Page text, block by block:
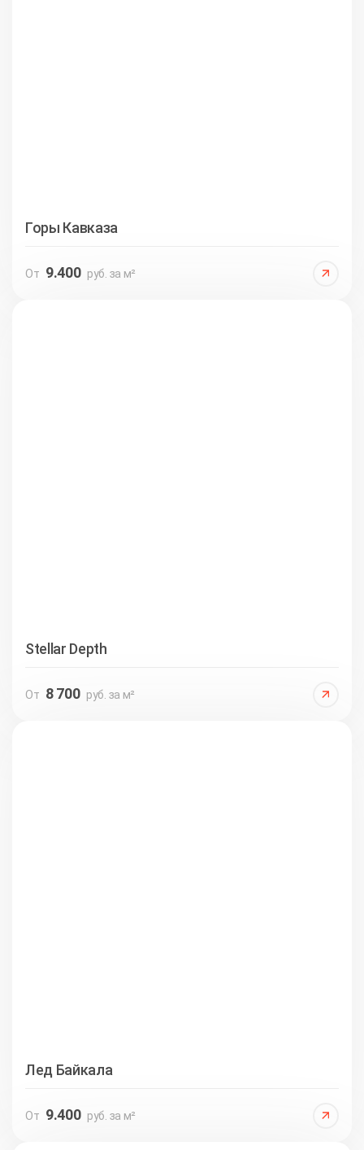
Горы Кавказа
От 9.400 руб. за м²
Stellar Depth
От 8 700 руб. за м²
Лед Байкала
От 9.400 руб. за м²